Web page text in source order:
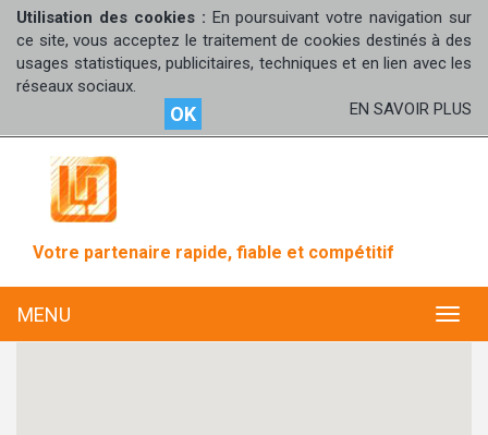
Utilisation des cookies : En poursuivant votre navigation sur
ce site, vous acceptez le traitement de cookies destinés à des
usages statistiques, publicitaires, techniques et en lien avec les
réseaux sociaux.
OK EN SAVOIR PLUS
Votre partenaire rapide, fiable et compétitif
MENU
MENU